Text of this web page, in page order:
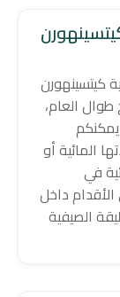
كيتسينهورن
طوال العام،
المائية أو
في
داخل
الصيفية